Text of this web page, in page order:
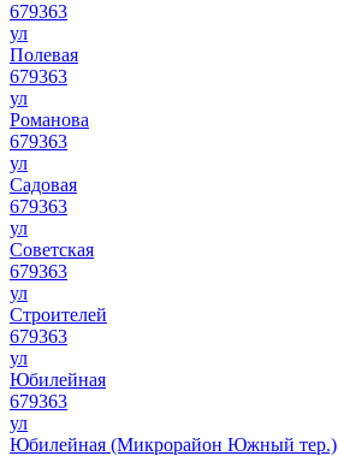
679363
ул
Полевая
679363
ул
Романова
679363
ул
Садовая
679363
ул
Советская
679363
ул
Строителей
679363
ул
Юбилейная
679363
ул
Юбилейная (Микрорайон Южный тер.)